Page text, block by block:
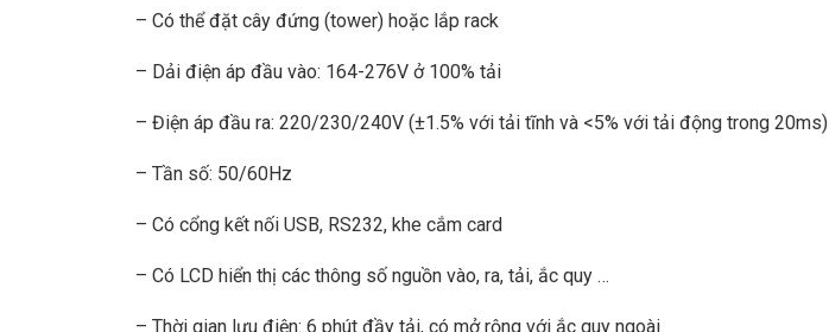
– Có thể đặt cây đứng (tower) hoặc lắp rack
– Dải điện áp đầu vào: 164-276V ở 100% tải
– Điện áp đầu ra: 220/230/240V (±1.5% với tải tĩnh và <5% với tải động trong 20ms)
– Tần số: 50/60Hz
– Có cổng kết nối USB, RS232, khe cắm card
– Có LCD hiển thị các thông số nguồn vào, ra, tải, ắc quy …
– Thời gian lưu điện: 6 phút đầy tải, có mở rộng với ắc quy ngoài